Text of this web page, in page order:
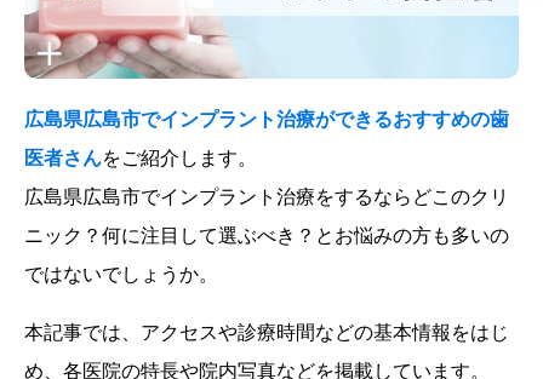
広島県広島市でインプラント治療ができるおすすめの歯
医者さんをご紹介します。
広島県広島市でインプラント治療をするならどこのクリ
ニック？何に注目して選ぶべき？とお悩みの方も多いの
ではないでしょうか。
本記事では、アクセスや診療時間などの基本情報をはじ
め、各医院の特長や院内写真などを掲載しています。